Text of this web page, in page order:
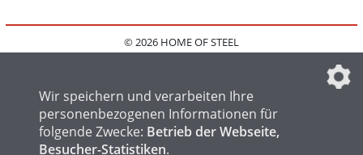
© 2026 HOME OF STEEL
IMPRESSUM
FAQ
DATENSCHUTZEINSTELLUNGEN
Wir speichern und verarbeiten Ihre
personenbezogenen Informationen für
folgende Zwecke: Betrieb der Webseite,
Besucher-Statistiken.